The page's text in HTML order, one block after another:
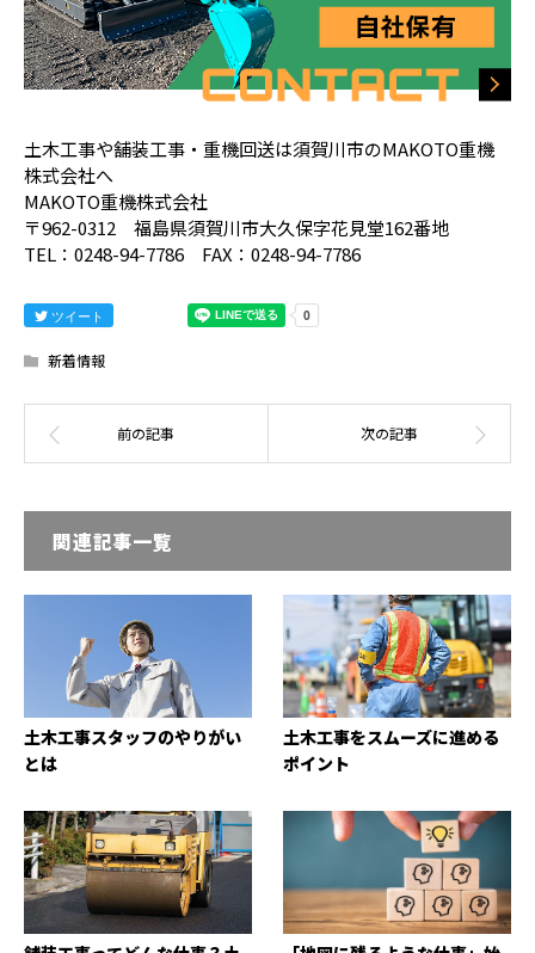
土木工事や舗装工事・重機回送は須賀川市のMAKOTO重機
株式会社へ
MAKOTO重機株式会社
〒962-0312 福島県須賀川市大久保字花見堂162番地
TEL：0248-94-7786 FAX：0248-94-7786
ツイート
新着情報
関連記事一覧
土木工事スタッフのやりがい
とは
土木工事をスムーズに進める
ポイント